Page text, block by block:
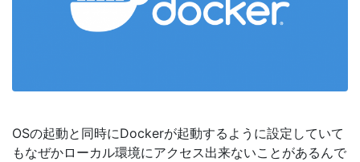
OSの起動と同時にDockerが起動するように設定していて
もなぜかローカル環境にアクセス出来ないことがあるんで